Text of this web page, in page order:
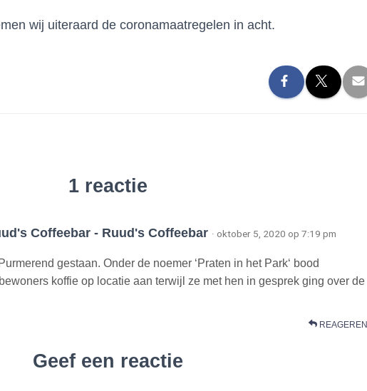
wij uiteraard de coronamaatregelen in acht.
1 reactie
Coffeebar - Ruud's Coffeebar · oktober 5, 2020 op 7:19 pm
gestaan. Onder de noemer ‘Praten in het Park‘ bood
koffie op locatie aan terwijl ze met hen in gesprek ging over de
REAGEREN
Geef een reactie